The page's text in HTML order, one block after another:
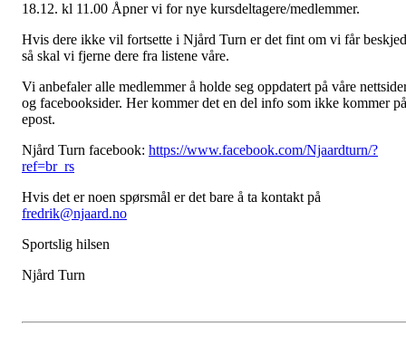
18.12. kl 11.00 Åpner vi for nye kursdeltagere/medlemmer.
Hvis dere ikke vil fortsette i Njård Turn er det fint om vi får
så skal vi fjerne dere fra listene våre.
Vi anbefaler alle medlemmer å holde seg oppdatert på våre
og facebooksider. Her kommer det en del info som ikke kommer på
epost.
Njård Turn facebook: https://www.facebook.com/Njaardturn/?
ref=br_rs
Hvis det er noen spørsmål er det bare å ta kontakt på
fredrik@njaard.no
Sportslig hilsen
Njård Turn